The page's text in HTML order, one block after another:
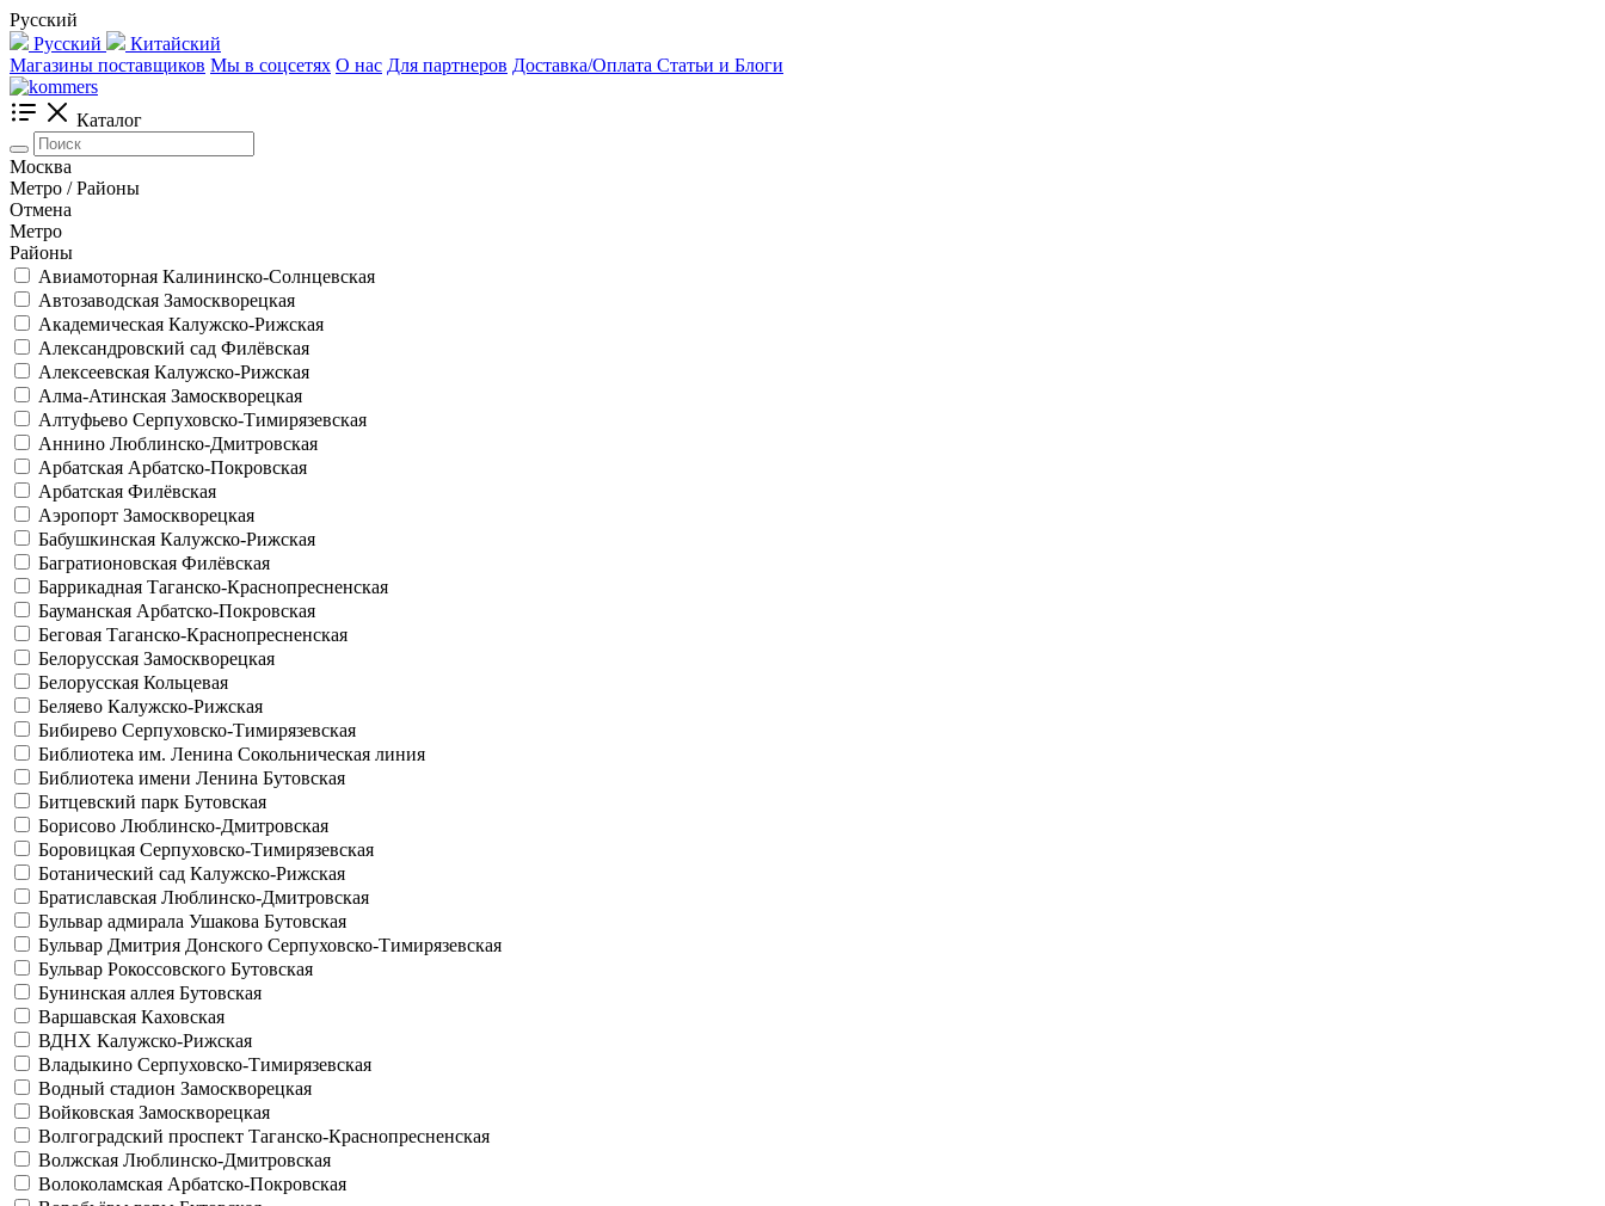
Русский
Русский
Китайский
Магазины поставщиков Мы в соцсетях О нас Для партнеров Доставка/Оплата Статьи и Блоги
Каталог
Москва
Метро / Районы
Отмена
Метро
Районы
Авиамоторная Калининско-Солнцевская
Автозаводская Замоскворецкая
Академическая Калужско-Рижская
Александровский сад Филёвская
Алексеевская Калужско-Рижская
Алма-Атинская Замоскворецкая
Алтуфьево Серпуховско-Тимирязевская
Аннино Люблинско-Дмитровская
Арбатская Арбатско-Покровская
Арбатская Филёвская
Аэропорт Замоскворецкая
Бабушкинская Калужско-Рижская
Багратионовская Филёвская
Баррикадная Таганско-Краснопресненская
Бауманская Арбатско-Покровская
Беговая Таганско-Краснопресненская
Белорусская Замоскворецкая
Белорусская Кольцевая
Беляево Калужско-Рижская
Бибирево Серпуховско-Тимирязевская
Библиотека им. Ленина Сокольническая линия
Библиотека имени Ленина Бутовская
Битцевский парк Бутовская
Борисово Люблинско-Дмитровская
Боровицкая Серпуховско-Тимирязевская
Ботанический сад Калужско-Рижская
Братиславская Люблинско-Дмитровская
Бульвар адмирала Ушакова Бутовская
Бульвар Дмитрия Донского Серпуховско-Тимирязевская
Бульвар Рокоссовского Бутовская
Бунинская аллея Бутовская
Варшавская Каховская
ВДНХ Калужско-Рижская
Владыкино Серпуховско-Тимирязевская
Водный стадион Замоскворецкая
Войковская Замоскворецкая
Волгоградский проспект Таганско-Краснопресненская
Волжская Люблинско-Дмитровская
Волоколамская Арбатско-Покровская